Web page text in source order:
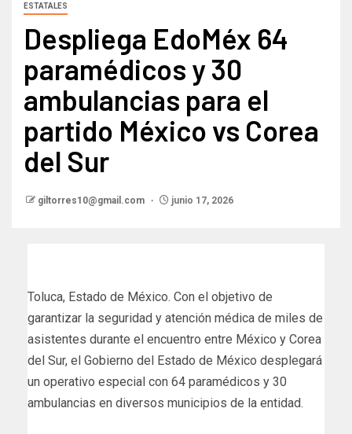
ESTATALES
Despliega EdoMéx 64
paramédicos y 30
ambulancias para el
partido México vs Corea
del Sur
giltorres10@gmail.com junio 17, 2026
Toluca, Estado de México. Con el objetivo de
garantizar la seguridad y atención médica de miles de
asistentes durante el encuentro entre México y Corea
del Sur, el Gobierno del Estado de México desplegará
un operativo especial con 64 paramédicos y 30
ambulancias en diversos municipios de la entidad.